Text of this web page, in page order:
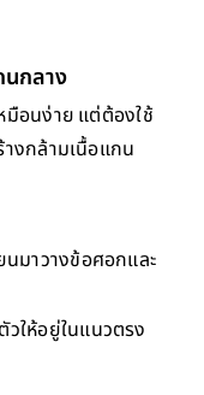
นกลาง
อนง่าย แต่ต้องใช้
งกล้ามเนื้อแกน
นมาวางข้อศอกและ
วให้อยู่ในแนวตรง